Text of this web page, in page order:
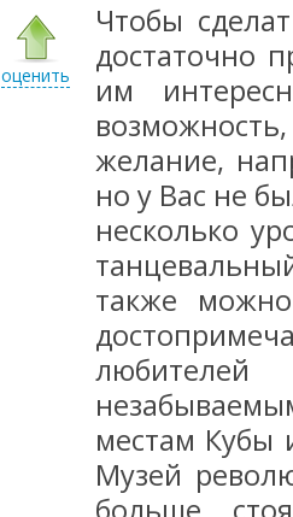
оценить
Чтобы
достаточно
им
желание,
но у Вас не
несколько
также
местам Кубы
Музей